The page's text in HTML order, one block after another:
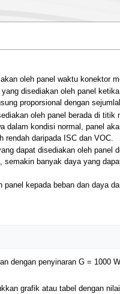
oleh panel waktu konektor
disediakan oleh panel
proporsional dengan
oleh panel berada di
kondisi normal, panel
daripada ISC dan VOC.
dapat disediakan oleh panel
banyak daya yang
kepada beban dan daya
dengan penyinaran G = 1000
grafik atau tabel dengan